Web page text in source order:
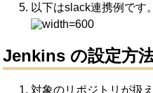
以下はslack連携例です。
Jenkins の設定方
対象のリポジトリが扱